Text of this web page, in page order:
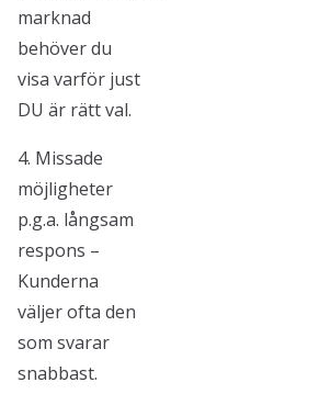
marknad
behöver du
visa varför just
DU är rätt val.
4. Missade
möjligheter
p.g.a. långsam
respons –
Kunderna
väljer ofta den
som svarar
snabbast.